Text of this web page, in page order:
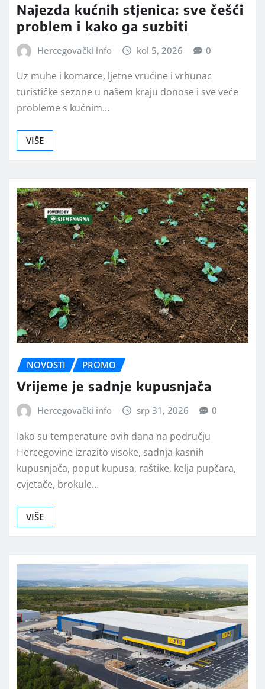
Najezda kućnih stjenica: sve češći
problem i kako ga suzbiti
Hercegovački info kol 5, 2026 0
Uz muhe i komarce, ljetne vrućine i vrhunac
turističke sezone u našem kraju donose i sve veće
probleme s kućnim…
VIŠE
NOVOSTI PROMO
Vrijeme je sadnje kupusnjača
Hercegovački info srp 31, 2026 0
Iako su temperature ovih dana na području
Hercegovine izrazito visoke, sadnja kasnih
kupusnjača, poput kupusa, raštike, kelja pupčara,
cvjetače, brokule…
VIŠE